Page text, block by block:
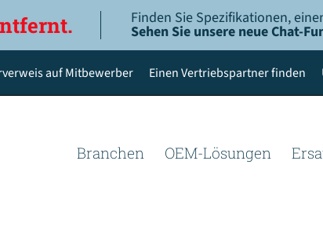
Finden Sie Spezifikationen,
Sehen Sie unsere neue Chat-
auf Mitbewerber Einen Vertriebspartner finden
Branchen OEM-Lösungen